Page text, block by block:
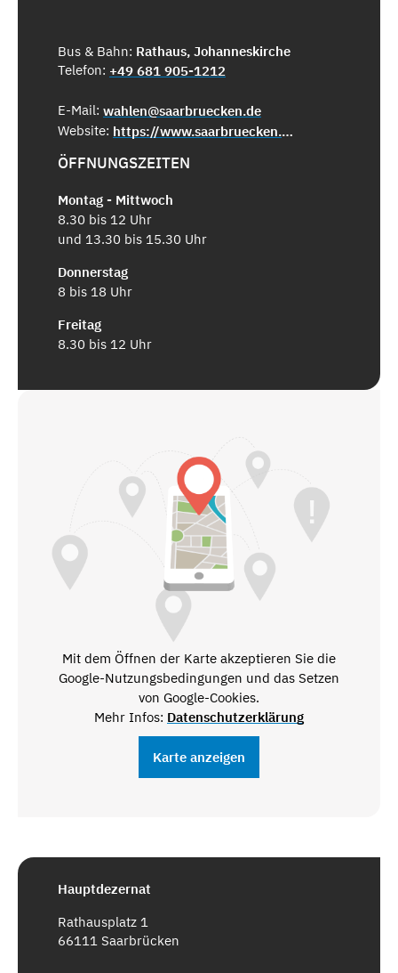
Bus & Bahn: Rathaus, Johanneskirche
Telefon: +49 681 905-1212
E-Mail: wahlen@saarbruecken.de
Website:
https://www.saarbruecken.de/wahlen
ÖFFNUNGSZEITEN
Montag - Mittwoch
8.30 bis 12 Uhr
und 13.30 bis 15.30 Uhr
Donnerstag
8 bis 18 Uhr
Freitag
8.30 bis 12 Uhr
Mit dem Öffnen der Karte akzeptieren Sie die
Google-Nutzungsbedingungen und das Setzen
von Google-Cookies.
Mehr Infos: Datenschutzerklärung
Karte anzeigen
Hauptdezernat
Rathausplatz 1
66111 Saarbrücken